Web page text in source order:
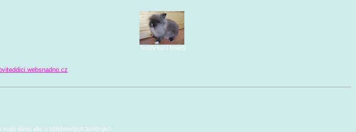
Teddy kuní hnedý
dĺžku ako u zdrobnených farebných.